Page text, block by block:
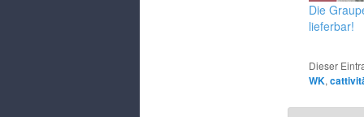
Die
lieferbar!
Dieser
WK,